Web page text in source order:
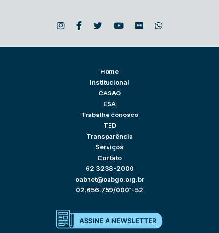
Home
Institucional
CASAG
ESA
Trabalhe conosco
TED
Transparência
Serviços
Contato
62 3238-2000
oabnet@oabgo.org.br
02.656.759/0001-52